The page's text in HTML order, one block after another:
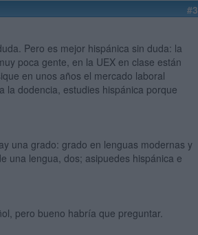
#3
Pero es mejor hispánica sin duda: la
poca gente, en la UEX en clase están
en unos años el mercado laboral
la dodencia, estudies hispánica porque
una grado: grado en lenguas modernas y
una lengua, dos; asipuedes hispánica e
pero bueno habría que preguntar.